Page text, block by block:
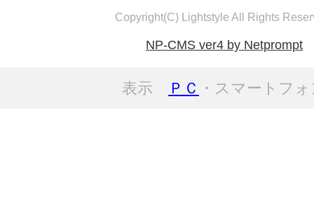
Copyright(C) Lightstyle All Rights
NP-CMS ver4 by Netprompt
表示 ＰＣ ・スマートフ